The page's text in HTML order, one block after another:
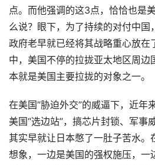
点。而他强调的这3点，恰恰也是
么说？眼下，为了持续的对付中国
政府老早就已经将其战略重心放在
中，美国不停的拉拢亚太地区周边
本就是美国主要拉拢的对象之一。
在美国“胁迫外交”的威逼下，近年
美国“选边站”，搞芯片封锁、军事
其实早就让日本憋了一肚子苦水。
想象，一边是美国的强权施压，一